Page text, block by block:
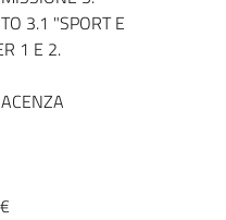
3.1 "SPORT E
1 E 2.